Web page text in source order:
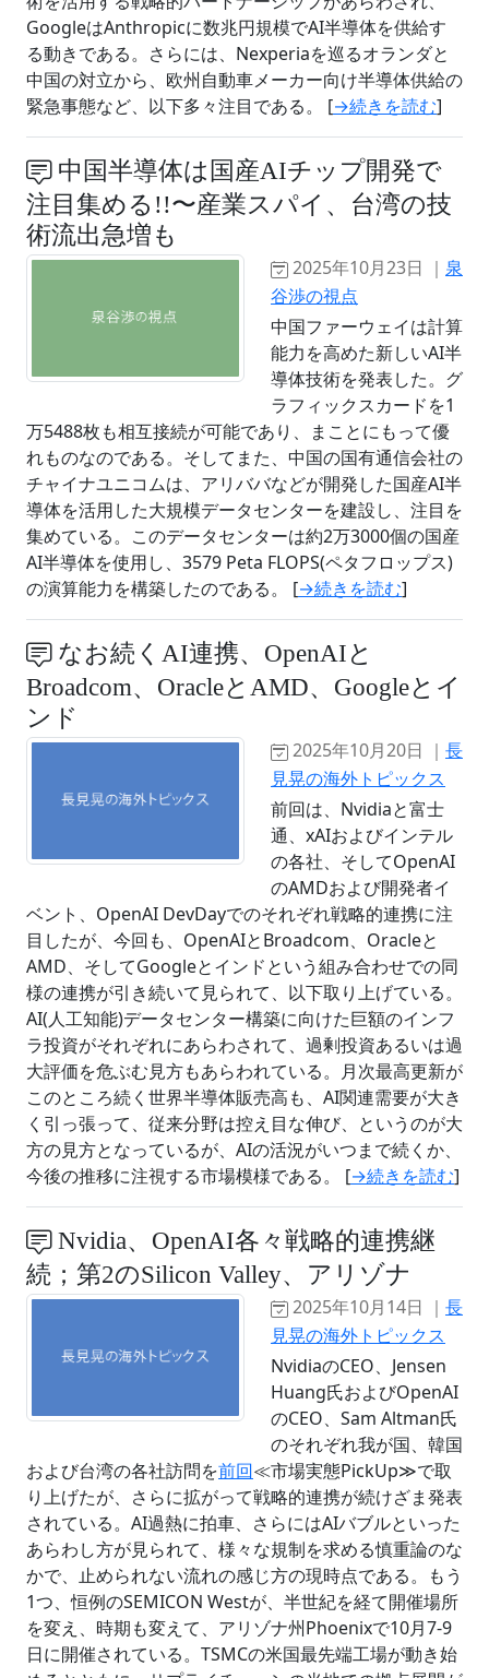
GoogleはAnthropicに数兆円規模でAI半導体を供給す
る動きである。さらには、Nexperiaを巡るオランダと
中国の対立から、欧州自動車メーカー向け半導体供給の
緊急事態など、以下多々注目である。 [→続きを読む]
中国半導体は国産AIチップ開発で
注目集める!!〜産業スパイ、台湾の技
術流出急増も
2025年10月23日 ｜ 泉
谷渉の視点
中国ファーウェイは計算
能力を高めた新しいAI半
導体技術を発表した。グ
ラフィックスカードを1
万5488枚も相互接続が可能であり、まことにもって優
れものなのである。そしてまた、中国の国有通信会社の
チャイナユニコムは、アリババなどが開発した国産AI半
導体を活用した大規模データセンターを建設し、注目を
集めている。このデータセンターは約2万3000個の国産
AI半導体を使用し、3579 Peta FLOPS(ペタフロップス)
の演算能力を構築したのである。 [→続きを読む]
なお続くAI連携、OpenAIと
Broadcom、OracleとAMD、Googleとイ
ンド
2025年10月20日 ｜ 長
見晃の海外トピックス
前回は、Nvidiaと富士
通、xAIおよびインテル
の各社、そしてOpenAI
のAMDおよび開発者イ
ベント、OpenAI DevDayでのそれぞれ戦略的連携に注
目したが、今回も、OpenAIとBroadcom、Oracleと
AMD、そしてGoogleとインドという組み合わせでの同
様の連携が引き続いて見られて、以下取り上げている。
AI(人工知能)データセンター構築に向けた巨額のインフ
ラ投資がそれぞれにあらわされて、過剰投資あるいは過
大評価を危ぶむ見方もあらわれている。月次最高更新が
このところ続く世界半導体販売高も、AI関連需要が大き
く引っ張って、従来分野は控え目な伸び、というのが大
方の見方となっているが、AIの活況がいつまで続くか、
今後の推移に注視する市場模様である。 [→続きを読む]
Nvidia、OpenAI各々戦略的連携継
続；第2のSilicon Valley、アリゾナ
2025年10月14日 ｜ 長
見晃の海外トピックス
NvidiaのCEO、Jensen
Huang氏およびOpenAI
のCEO、Sam Altman氏
のそれぞれ我が国、韓国
および台湾の各社訪問を前回≪市場実態PickUp≫で取
り上げたが、さらに拡がって戦略的連携が続けざま発表
されている。AI過熱に拍車、さらにはAIバブルといった
あらわし方が見られて、様々な規制を求める慎重論のな
かで、止められない流れの感じ方の現時点である。もう
1つ、恒例のSEMICON Westが、半世紀を経て開催場所
を変え、時期も変えて、アリゾナ州Phoenixで10月7-9
日に開催されている。TSMCの米国最先端工場が動き始